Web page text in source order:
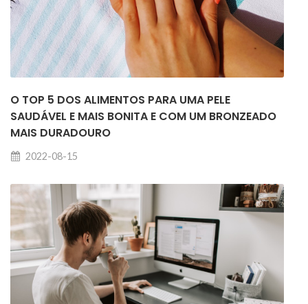
O TOP 5 DOS ALIMENTOS PARA UMA PELE
SAUDÁVEL E MAIS BONITA E COM UM BRONZEADO
MAIS DURADOURO
2022-08-15